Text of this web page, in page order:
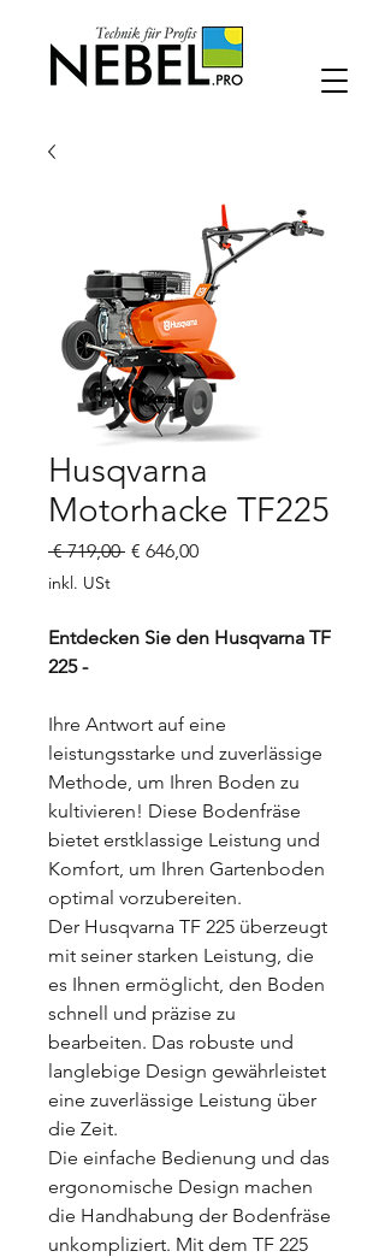
Husqvarna
Motorhacke TF225
€ 719,00 Standardpreis
€ 646,00Sale-
inkl. USt
Entdecken Sie den Husqvarna TF
225 -
Ihre Antwort auf eine
leistungsstarke und zuverlässige
Methode, um Ihren Boden zu
kultivieren! Diese Bodenfräse
bietet erstklassige Leistung und
Komfort, um Ihren Gartenboden
optimal vorzubereiten.
Der Husqvarna TF 225 überzeugt
mit seiner starken Leistung, die
es Ihnen ermöglicht, den Boden
schnell und präzise zu
bearbeiten. Das robuste und
langlebige Design gewährleistet
eine zuverlässige Leistung über
die Zeit.
Die einfache Bedienung und das
ergonomische Design machen
die Handhabung der Bodenfräse
unkompliziert. Mit dem TF 225